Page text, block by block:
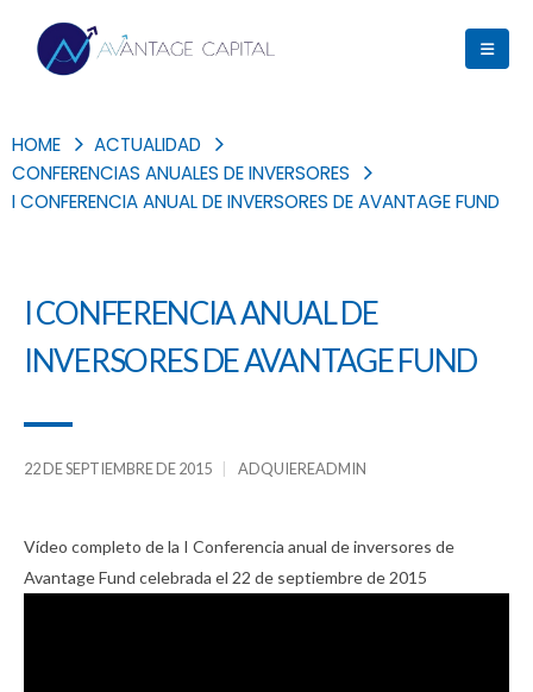
HOME
ACTUALIDAD
CONFERENCIAS ANUALES DE INVERSORES
I CONFERENCIA ANUAL DE INVERSORES DE AVANTAGE FUND
I CONFERENCIA ANUAL DE
INVERSORES DE AVANTAGE FUND
22 DE SEPTIEMBRE DE 2015 ADQUIEREADMIN
Vídeo completo de la I Conferencia anual de inversores de
Avantage Fund celebrada el 22 de septiembre de 2015